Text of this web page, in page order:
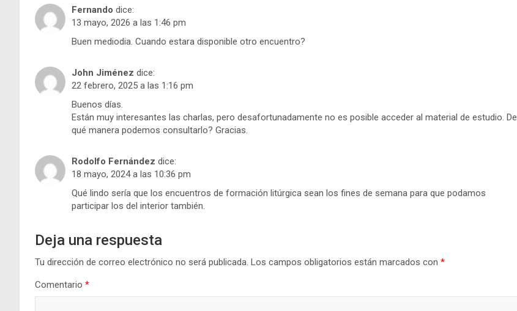
Fernando dice:
13 mayo, 2026 a las 1:46 pm
Buen mediodia. Cuando estara disponible otro encuentro?
John Jiménez dice:
22 febrero, 2025 a las 1:16 pm
Buenos días.
Están muy interesantes las charlas, pero desafortunadamente no es posible acceder al material de estudio. De
qué manera podemos consultarlo? Gracias.
Rodolfo Fernández dice:
18 mayo, 2024 a las 10:36 pm
Qué lindo sería que los encuentros de formación litúrgica sean los fines de semana para que podamos
participar los del interior también.
Deja una respuesta
Tu dirección de correo electrónico no será publicada. Los campos obligatorios están marcados con *
Comentario *